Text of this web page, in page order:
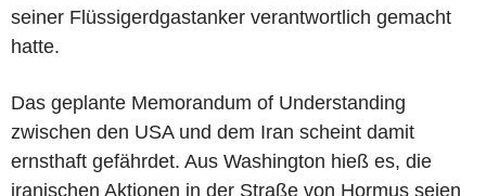
seiner Flüssigerdgastanker verantwortlich gemacht
hatte.
Das geplante Memorandum of Understanding
zwischen den USA und dem Iran scheint damit
ernsthaft gefährdet. Aus Washington hieß es, die
iranischen Aktionen in der Straße von Hormus seien